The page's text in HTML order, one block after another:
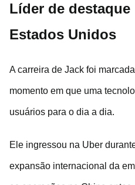
Líder de
Estados Unidos
A carreira de Jack foi
momento em que uma
usuários para o dia a dia.
Ele ingressou na Uber
expansão internacional da